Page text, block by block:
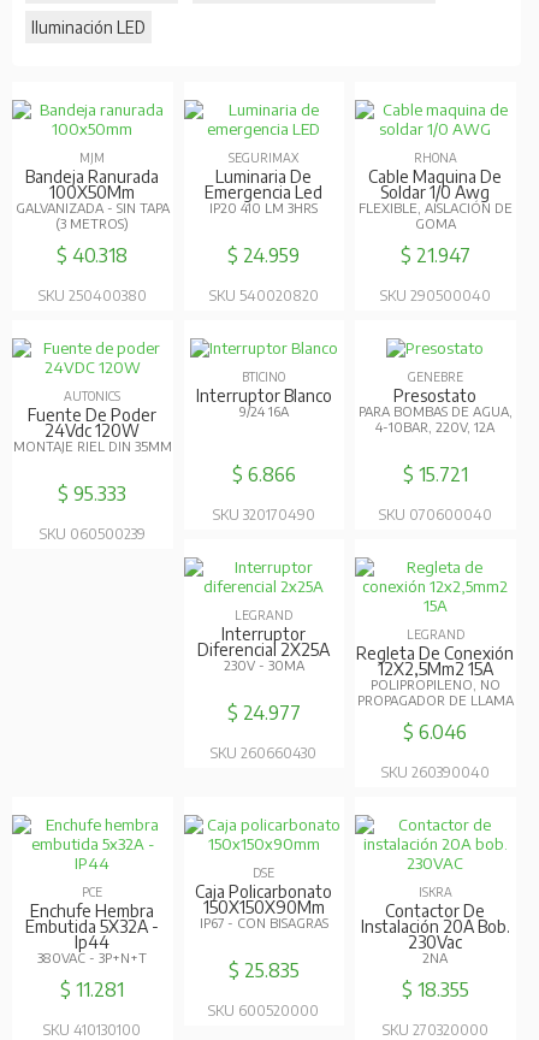
Iluminación LED
MJM
Bandeja Ranurada
100X50Mm
GALVANIZADA - SIN TAPA
(3 METROS)
$ 40.318
SKU 250400380
SEGURIMAX
Luminaria De
Emergencia Led
IP20 410 LM 3HRS
$ 24.959
SKU 540020820
RHONA
Cable Maquina De
Soldar 1/0 Awg
FLEXIBLE, AISLACIÓN DE
GOMA
$ 21.947
SKU 290500040
AUTONICS
Fuente De Poder
24Vdc 120W
MONTAJE RIEL DIN 35MM
$ 95.333
SKU 060500239
BTICINO
Interruptor Blanco
9/24 16A
$ 6.866
SKU 320170490
GENEBRE
Presostato
PARA BOMBAS DE AGUA,
4-10BAR, 220V, 12A
$ 15.721
SKU 070600040
LEGRAND
Interruptor
Diferencial 2X25A
230V - 30MA
$ 24.977
SKU 260660430
LEGRAND
Regleta De Conexión
12X2,5Mm2 15A
POLIPROPILENO, NO
PROPAGADOR DE LLAMA
$ 6.046
SKU 260390040
PCE
Enchufe Hembra
Embutida 5X32A -
Ip44
380VAC - 3P+N+T
$ 11.281
SKU 410130100
DSE
Caja Policarbonato
150X150X90Mm
IP67 - CON BISAGRAS
$ 25.835
SKU 600520000
ISKRA
Contactor De
Instalación 20A Bob.
230Vac
2NA
$ 18.355
SKU 270320000